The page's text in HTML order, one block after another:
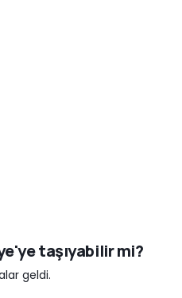
taşıyabilir mi?
geldi.